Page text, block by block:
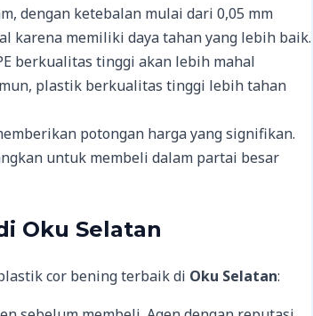
dengan ketebalan mulai dari 0,05 mm
karena memiliki daya tahan yang lebih baik.
berkualitas tinggi akan lebih mahal
plastik berkualitas tinggi lebih tahan
potongan harga yang signifikan.
untuk membeli dalam partai besar
Oku Selatan
cor bening terbaik di Oku Selatan: